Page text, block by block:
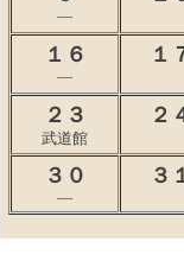
―
１６
―
１
２３
武道館
２
３０
―
３